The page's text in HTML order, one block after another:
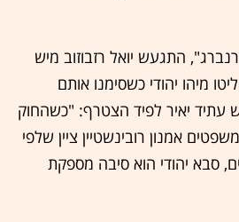
התגעש יואל רזבוזוב מיש
מיהו יהודי כשסימנו אותם
עתיד יאיר לפיד הצטרף: "כשהחוק
אמנון רובינשטיין ציין שלפי
סבא יהודי הוא סיבה מספקת